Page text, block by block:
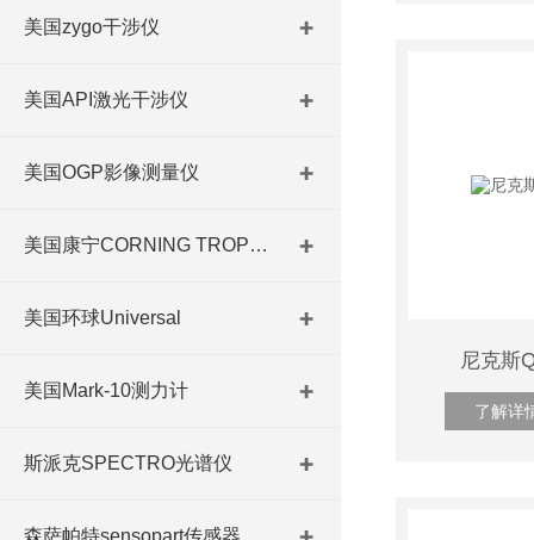
美国zygo干涉仪
美国API激光干涉仪
美国OGP影像测量仪
美国康宁CORNING TROPEL
美国环球Universal
美国Mark-10测力计
斯派克SPECTRO光谱仪
森萨帕特sensopart传感器
尼克斯
了解详